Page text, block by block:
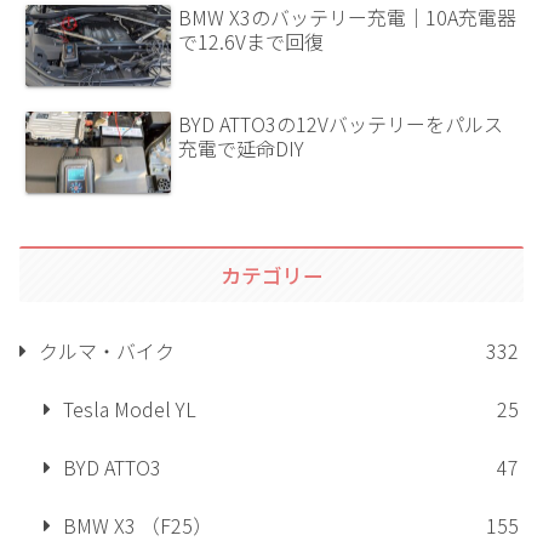
BMW X3のバッテリー充電｜10A充電器
で12.6Vまで回復
BYD ATTO3の12Vバッテリーをパルス
充電で延命DIY
カテゴリー
クルマ・バイク
332
Tesla Model YL
25
BYD ATTO3
47
BMW X3 （F25）
155